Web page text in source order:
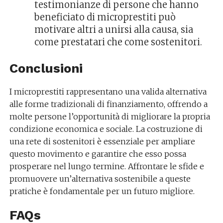
testimonianze di persone che hanno
beneficiato di microprestiti può
motivare altri a unirsi alla causa, sia
come prestatari che come sostenitori.
Conclusioni
I microprestiti rappresentano una valida alternativa
alle forme tradizionali di finanziamento, offrendo a
molte persone l’opportunità di migliorare la propria
condizione economica e sociale. La costruzione di
una rete di sostenitori è essenziale per ampliare
questo movimento e garantire che esso possa
prosperare nel lungo termine. Affrontare le sfide e
promuovere un’alternativa sostenibile a queste
pratiche è fondamentale per un futuro migliore.
FAQs